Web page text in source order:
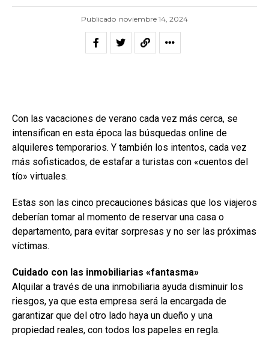
Publicado noviembre 14, 2024
Con las vacaciones de verano cada vez más cerca, se
intensifican en esta época las búsquedas online de
alquileres temporarios. Y también los intentos, cada vez
más sofisticados, de estafar a turistas con «cuentos del
tío» virtuales.
Estas son las cinco precauciones básicas que los viajeros
deberían tomar al momento de reservar una casa o
departamento, para evitar sorpresas y no ser las próximas
víctimas.
Cuidado con las inmobiliarias «fantasma»
Alquilar a través de una inmobiliaria ayuda disminuir los
riesgos, ya que esta empresa será la encargada de
garantizar que del otro lado haya un dueño y una
propiedad reales, con todos los papeles en regla.